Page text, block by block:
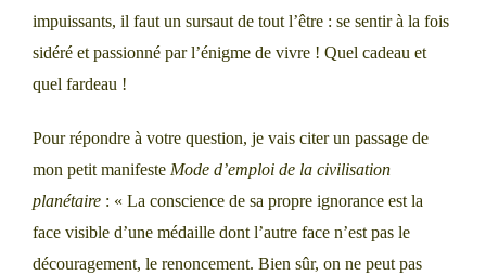
impuissants, il faut un sursaut de tout l’être : se sentir à la fois
sidéré et passionné par l’énigme de vivre ! Quel cadeau et
quel fardeau !
Pour répondre à votre question, je vais citer un passage de
mon petit manifeste Mode d’emploi de la civilisation
planétaire : « La conscience de sa propre ignorance est la
face visible d’une médaille dont l’autre face n’est pas le
découragement, le renoncement. Bien sûr, on ne peut pas